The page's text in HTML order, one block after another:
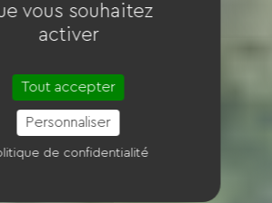
vous souhaitez
activer
Tout accepter
Personnaliser
de confidentialité